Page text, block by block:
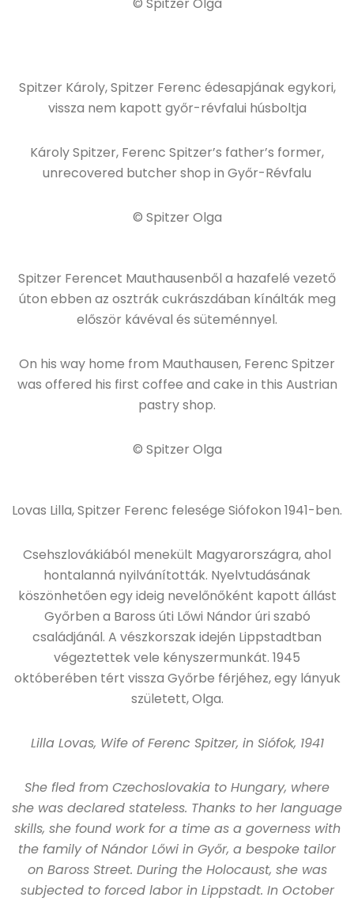
Spitzer Károly, Spitzer Ferenc édesapjának egykori,
vissza nem kapott győr-révfalui húsboltja
Károly Spitzer, Ferenc Spitzer’s father’s former,
unrecovered butcher shop in Győr-Révfalu
© Spitzer Olga
Spitzer Ferencet Mauthausenből a hazafelé vezető
úton ebben az osztrák cukrászdában kínálták meg
először kávéval és süteménnyel.
On his way home from Mauthausen, Ferenc Spitzer
was offered his first coffee and cake in this Austrian
pastry shop.
© Spitzer Olga
Lovas Lilla, Spitzer Ferenc felesége Siófokon 1941-ben.
Csehszlovákiából menekült Magyarországra, ahol
hontalanná nyilvánították. Nyelvtudásának
köszönhetően egy ideig nevelőnőként kapott állást
Győrben a Baross úti Lőwi Nándor úri szabó
családjánál. A vészkorszak idején Lippstadtban
végeztettek vele kényszermunkát. 1945
októberében tért vissza Győrbe férjéhez, egy lányuk
született, Olga.
Lilla Lovas, Wife of Ferenc Spitzer, in Siófok, 1941
She fled from Czechoslovakia to Hungary, where
she was declared stateless. Thanks to her language
skills, she found work for a time as a governess with
the family of Nándor Lőwi in Győr, a bespoke tailor
on Baross Street. During the Holocaust, she was
subjected to forced labor in Lippstadt. In October